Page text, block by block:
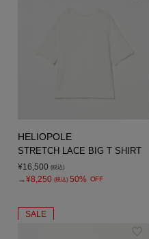
HELIOPOLE
STRETCH LACE BIG T SHIRT
¥16,500 (税込)
→¥8,250 (税込) 50% OFF
SALE